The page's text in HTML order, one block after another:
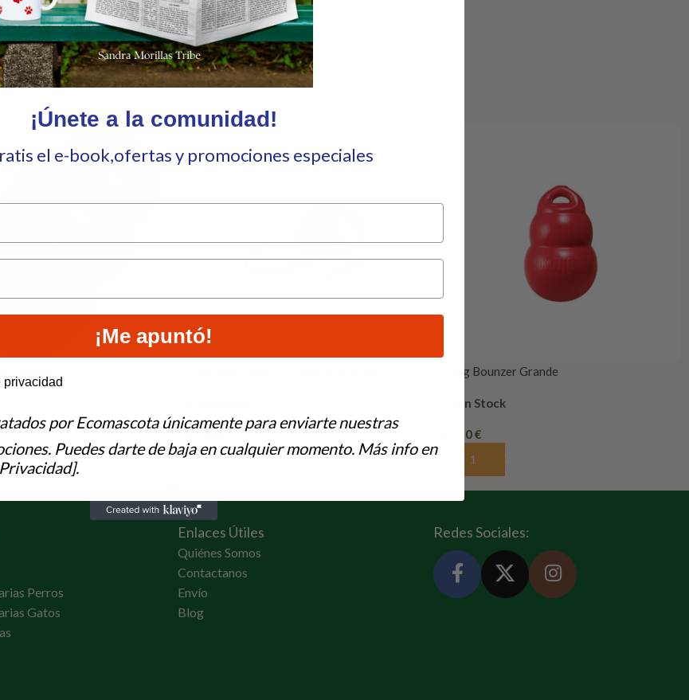
Valoraciones
Aún no hay reseñas
17,80
Añadir Al Carrito
Kong Bounzer Grande
En Stock
18,20€
Añadir Al Carrito
Perros
Gatos
Enlaces Útiles
Quiénes Somos
Contactanos
Envío
Blog
Redes Sociales:
¡Únete a la comunidad!
el e-book,ofertas y promociones especiales
¡Me apuntó!
from us?
privacidad
por Ecomascota únicamente para enviarte nuestras
Puedes darte de baja en cualquier momento. Más info en